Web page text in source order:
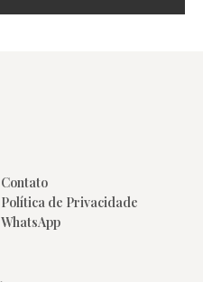
Contato
Política de Privacidade
WhatsApp